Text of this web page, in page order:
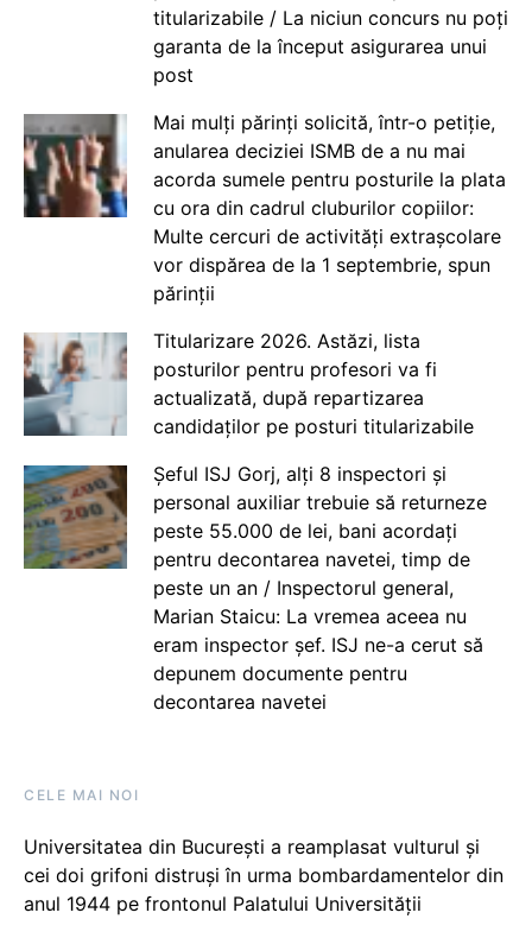
titularizabile / La niciun concurs nu poți
garanta de la început asigurarea unui
post
Mai mulți părinți solicită, într-o petiție,
anularea deciziei ISMB de a nu mai
acorda sumele pentru posturile la plata
cu ora din cadrul cluburilor copiilor:
Multe cercuri de activități extrașcolare
vor dispărea de la 1 septembrie, spun
părinții
Titularizare 2026. Astăzi, lista
posturilor pentru profesori va fi
actualizată, după repartizarea
candidaților pe posturi titularizabile
Șeful ISJ Gorj, alți 8 inspectori și
personal auxiliar trebuie să returneze
peste 55.000 de lei, bani acordați
pentru decontarea navetei, timp de
peste un an / Inspectorul general,
Marian Staicu: La vremea aceea nu
eram inspector șef. ISJ ne-a cerut să
depunem documente pentru
decontarea navetei
CELE MAI NOI
Universitatea din București a reamplasat vulturul și
cei doi grifoni distruși în urma bombardamentelor din
anul 1944 pe frontonul Palatului Universității